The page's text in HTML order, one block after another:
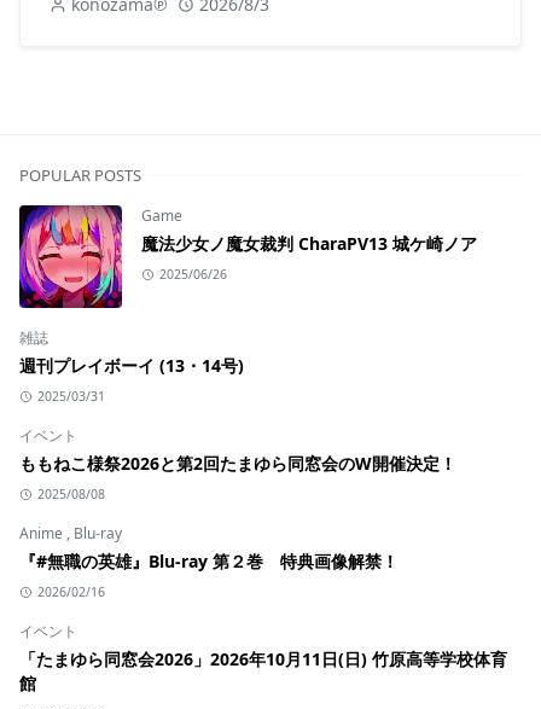
POPULAR POSTS
Game
魔法少女ノ魔女裁判 CharaPV13 城ケ崎ノア
2025/06/26
雑誌
週刊プレイボーイ (13・14号)
2025/03/31
イベント
ももねこ様祭2026と第2回たまゆら同窓会のW開催決定！
2025/08/08
Anime , Blu-ray
『#無職の英雄』Blu-ray 第２巻 特典画像解禁！
2026/02/16
イベント
「たまゆら同窓会2026」2026年10月11日(日) 竹原高等学校体育
館